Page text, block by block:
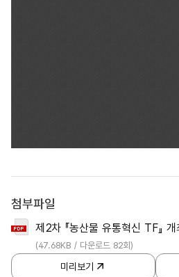
2
차
「농
산
첨부파일
제2차 『농산물 유통혁신 TF』
(47.68KB / 다운로드 82회)
미리보기